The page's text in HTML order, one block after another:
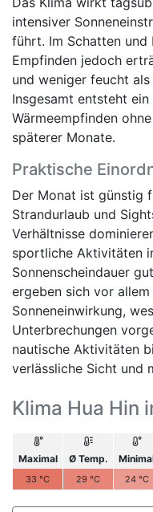
intensiver
führt. Im Schatten
Empfinden jedoch
und weniger feucht
Insgesamt entsteht
Wärmeempfinden
späterer Monate.
Praktische
Der Monat ist günstig
Strandurlaub und
Verhältnisse
sportliche Aktivitäten
Sonnenscheindauer
ergeben sich vor
Sonneneinwirkung,
Unterbrechungen
nautische Aktivitäten
verlässliche Sicht und
Klima Hua Hin
Maximal Ø Temp.
33 °C 29 °C 24 °C